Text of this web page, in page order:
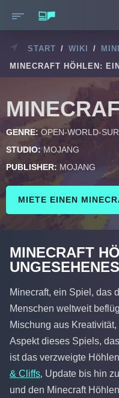
START / WIKI /
MINECRAFT HÖHLEN:
GENRE: OPEN-WORLD-
STUDIO: MOJANG
PUBLISHER: MOJANG
MIETE EINEN
MINECRAFT
Minecraft, ein Spiel, das
Menschen weltweit
Mischung aus
Aspekt dieses Spiels,
ist das verzweigte
& Cliffs‚ Update bis hin
und den Minecraft